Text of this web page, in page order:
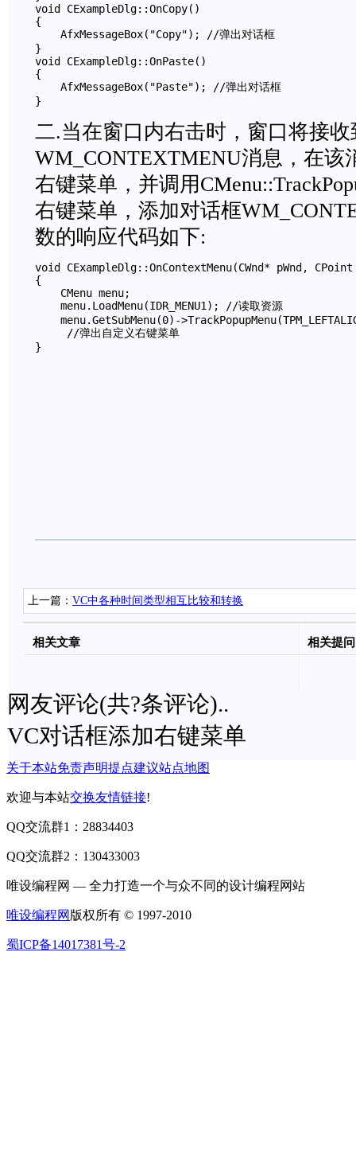
void CExampleDlg::OnCopy()
{
    AfxMessageBox("Copy"); //弹出对话框
}
void CExampleDlg::OnPaste()
{
    AfxMessageBox("Paste"); //弹出对话框
二.当在窗口内右击时，窗口将接收
WM_CONTEXTMENU消息，在该
右键菜单，并调用
右键菜单，添加对话框
数的响应代码如下:
void CExampleDlg::OnContextMenu(CWnd* pWnd,
{
    CMenu menu;
    menu.LoadMenu(IDR_MENU1); //读取资源
menu.GetSubMenu(0)-
     //弹出自定义右键菜单
}
上一篇： VC中各种时间类型相互比较和转换
相关文章 相关提问
网友评论(共?条评论)..
VC对话框添加右键菜单
关于本站免责声明提点建议站点地图
欢迎与本站交换友情链接!
QQ交流群1：28834403
QQ交流群2：130433003
唯设编程网 — 全力打造一个与众不同的设计编程网站
唯设编程网 版权所有 © 1997-2010
蜀ICP备14017381号-2